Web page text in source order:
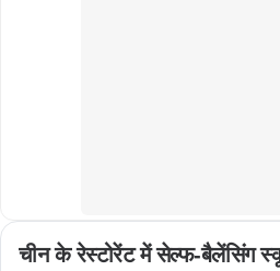
चीन के रेस्टोरेंट में सेल्फ-बैलेंसिंग